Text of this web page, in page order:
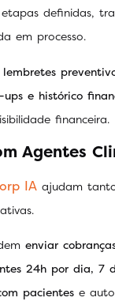
definidas,
em processo.
lembretes
e histórico
financeira.
Agentes
IA ajudam
enviar
24h por dia, 7
pacientes e